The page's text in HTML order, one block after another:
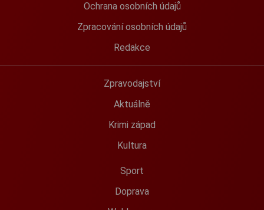
Ochrana osobních údajů
Zpracování osobních údajů
Redakce
Zpravodajství
Aktuálně
Krimi západ
Kultura
Sport
Doprava